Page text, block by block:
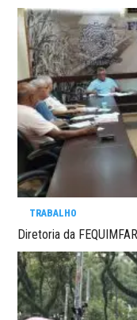
TRABALHO
Diretoria da